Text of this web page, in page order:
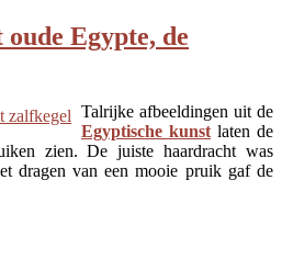
Egypte, de
Talrijke afbeeldingen uit de
Egyptische kunstlaten de
zien. De juiste haardracht was
dragen van een mooie pruik gaf de